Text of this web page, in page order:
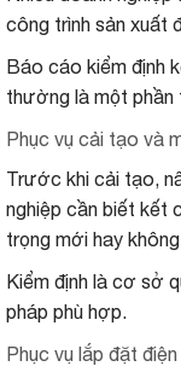
công trình sản xuất
Báo cáo kiểm định
thường là một phần
Phục vụ cải tạo và
Trước khi cải tạo,
nghiệp cần biết kết
trọng mới hay không.
Kiểm định là cơ sở
pháp phù hợp.
Phục vụ lắp đặt